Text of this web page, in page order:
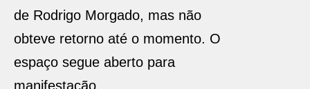
de Rodrigo Morgado, mas não
obteve retorno até o momento. O
espaço segue aberto para
manifestação.